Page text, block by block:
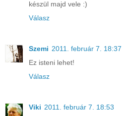
készül majd vele :)
Válasz
Szemi 2011. február 7. 18:37
Ez isteni lehet!
Válasz
Viki 2011. február 7. 18:53